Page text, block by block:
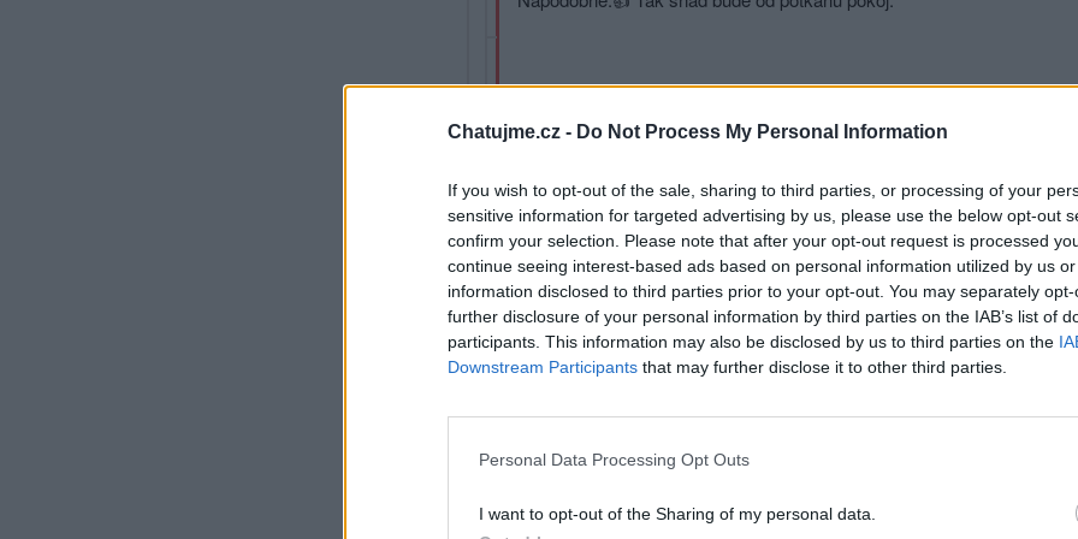
Chatujme.cz - Do Not Process My Personal Information
If you wish to opt-out of the sale, sharing to third parties, or processing of your
sensitive information for targeted advertising by us, please use the below opt-out
confirm your selection. Please note that after your opt-out request is processed
continue seeing interest-based ads based on personal information utilized by us
information disclosed to third parties prior to your opt-out. You may separately
further disclosure of your personal information by third parties on the IAB’s list of
participants. This information may also be disclosed by us to third parties on the
Downstream Participants that may further disclose it to other third parties.
Personal Data Processing Opt Outs
I want to opt-out of the Sharing of my personal data.
No včera se odpoledne jeden potácel po sousední zahradě asi v 16
nepůsobí hned že padnou. Stihnou zalézt a do týdne prý je po nich.
klid. Než si najdou jiný východ.
Přihlásit se a odpovědět
Reklama
Spra-Tec Předmět: